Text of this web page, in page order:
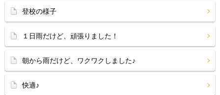
登校の様子
１日雨だけど、頑張りました！
朝から雨だけど、ワクワクしました♪
快適♪